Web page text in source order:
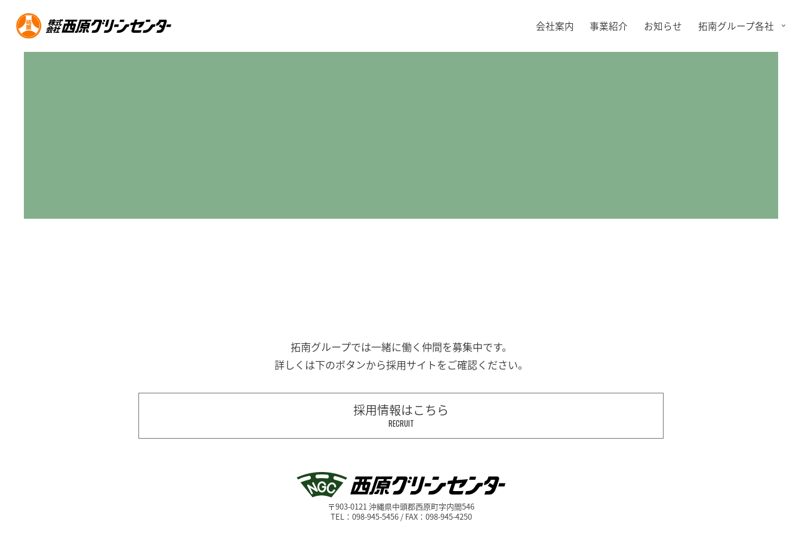
会社案内 事業紹介 お知らせ 拓南グループ各社
拓南グループでは一緒に働く 仲間を募集中です。
詳しくは下のボタンから採用サイトをご確認ください。
採用情報はこちら
RECRUIT
〒903-0121 沖縄県中頭郡西原町字内間546
TEL：098-945-5456 / FAX：098-945-4250